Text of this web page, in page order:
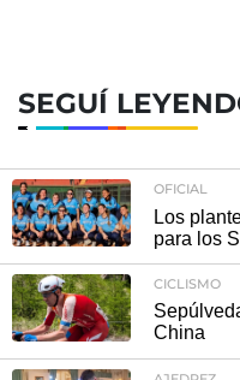
SEGUÍ
OFICIAL
Los
para los
CICLISMO
China